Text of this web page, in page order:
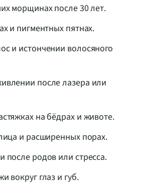
морщинах после 30 лет.
и пигментных пятнах.
и истончении волосяного
после лазера или
на бёдрах и животе.
и расширенных порах.
после родов или стресса.
вокруг глаз и губ.